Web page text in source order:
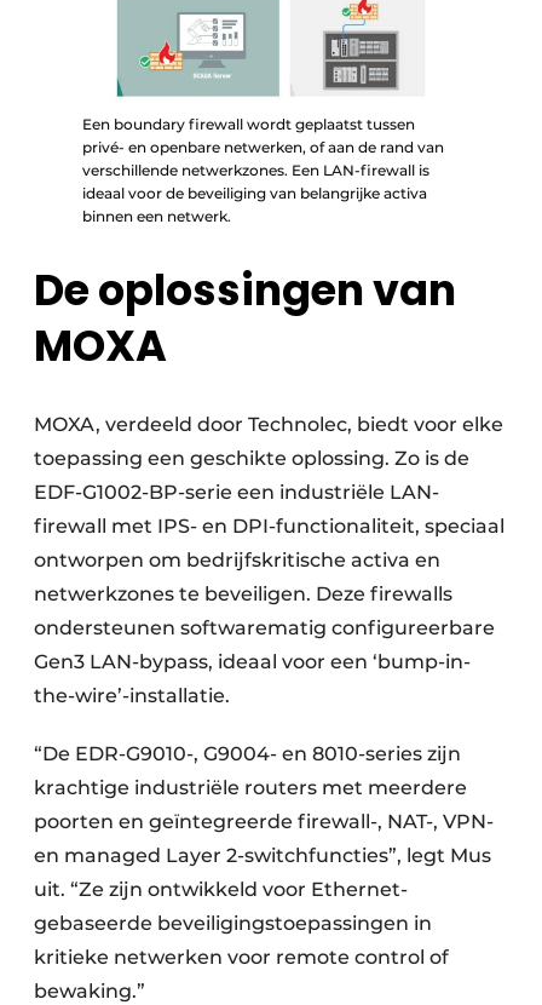
Een boundary firewall wordt geplaatst tussen
privé- en openbare netwerken, of aan de rand van
verschillende netwerkzones. Een LAN-firewall is
ideaal voor de beveiliging van belangrijke activa
binnen een netwerk.
De oplossingen van
MOXA
MOXA, verdeeld door Technolec, biedt voor elke
toepassing een geschikte oplossing. Zo is de
EDF-G1002-BP-serie een industriële LAN-
firewall met IPS- en DPI-functionaliteit, speciaal
ontworpen om bedrijfskritische activa en
netwerkzones te beveiligen. Deze firewalls
ondersteunen softwarematig configureerbare
Gen3 LAN-bypass, ideaal voor een ‘bump-in-
the-wire’-installatie.
“De EDR-G9010-, G9004- en 8010-series zijn
krachtige industriële routers met meerdere
poorten en geïntegreerde firewall-, NAT-, VPN-
en managed Layer 2-switchfuncties”, legt Mus
uit. “Ze zijn ontwikkeld voor Ethernet-
gebaseerde beveiligingstoepassingen in
kritieke netwerken voor remote control of
bewaking.”